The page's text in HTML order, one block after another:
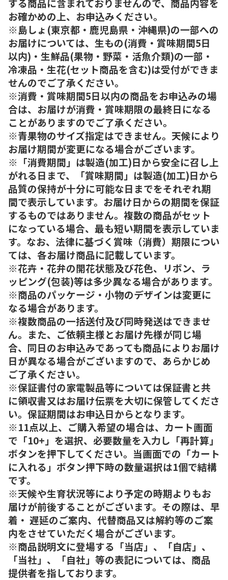
お確かめの上、お申込みください。
※島しょ(東京都・鹿児島県・沖縄県)の一部への
お届けについては、生もの(消費・賞味期間5日
以内)・生鮮品(果物・野菜・活魚介類)の一部・
冷凍品・生花(セット商品を含む)は受付ができま
せんのでご了承ください。
※消費・賞味期間5日以内の商品をお申込みの場
合は、お届けが消費・賞味期限の最終日になる
ことがありますのでご了承ください。
※青果物のサイズ指定はできません。天候により
お届け期間が変更になる場合がございます。
※「消費期間」は製造(加工)日から安全に召し上
がれる日まで、「賞味期間」は製造(加工)日から
品質の保持が十分に可能な日までをそれぞれ期
間で表示しています。お届け日からの期間を保証
するものではありません。複数の商品がセット
になっている場合、最も短い期間を表示していま
す。なお、法律に基づく賞味（消費）期限につい
ては、各お届け商品に記載しています。
※花卉・花弁の開花状態及び花色、リボン、ラ
ッピング(包装)等は多少異なる場合があります。
※商品のパッケージ・小物のデザインは変更に
なる場合があります。
※複数商品の一括送付及び同時発送はできませ
ん。また、ご依頼主様とお届け先様が同じ場
合、同日のお申込みであっても商品によりお届け
日が異なる場合がございますので、あらかじめ
ご了承ください。
※保証書付の家電製品等については保証書と共
に領収書又はお届け伝票を大切に保管してくださ
い。保証期間はお申込日からとなります。
※11点以上、ご購入希望の場合は、カート画面
で「10+」を選択、必要数量を入力し「再計算」
ボタンを押下してください。当画面での「カート
に入れる」ボタン押下時の数量選択は1個で結構
です。
※天候や生育状況等により予定の時期よりもお
届けが前後することがございます。その際は、早
着・ 遅延のご案内、代替商品又は解約等のご案
内をさせていただく場合がございます。
※商品説明文に登場する「当店」、「自店」、
「当社」、「自社」等の表記については、商品
提供者を指しております。